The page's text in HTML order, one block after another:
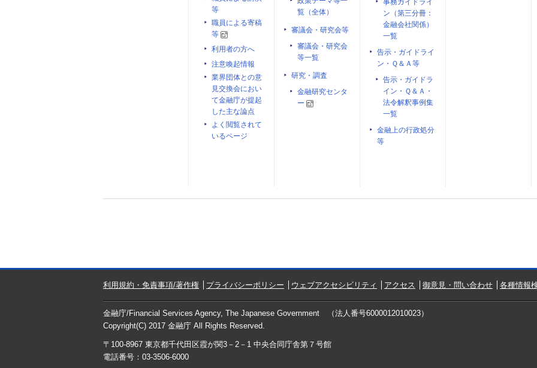
等
職員による寄稿
等
利用者の方へ
注意喚起情報
業界団体との意
見交換会におい
て金融庁が提起
した主な論点
よく閲覧されて
いるページ
覧（全体）
審議会・研究会等
審議会・研究会
等一覧
研究・調査
金融研究センタ
ー
事務ガイドライ
ン（第三分冊：
金融会社関係）
一覧
告示・ガイドライ
ン・Ｑ＆Ａ等
告示・ガイドラ
イン・Ｑ＆Ａ・
法令解釈事例集
一覧
金融上の行政処分
等
利用規約・免責事項/著作権 プライバシーポリシー ウェブアクセシビリティ アクセス 御意見・問い合わせ 各種情報
金融庁/Financial Services Agency, The Japanese Government （法人番号6000012010023）
Copyright(C) 2017 金融庁 All Rights Reserved.
〒100-8967 東京都千代田区霞が関3－2－1 中央合同庁舎第７号館
電話番号：03-3506-6000